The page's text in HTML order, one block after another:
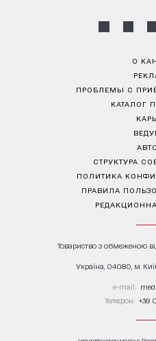
О
ПРОБЛЕМЫ С
КАТАЛОГ
СТРУКТУРА
ПОЛИТИКА
ПРАВИЛА
Товариство з обмеженою
Україна, 04080, м.
е-mail:
Телефон: +38